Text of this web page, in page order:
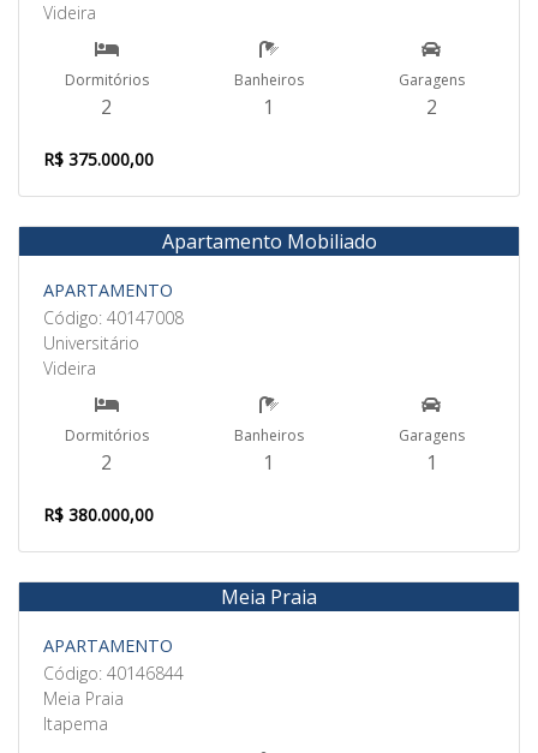
Videira
Dormitórios
2
Banheiros
1
Garagens
2
R$ 375.000,00
Venda
Apartamento Mobiliado
APARTAMENTO
Código: 40147008
Universitário
Videira
Dormitórios
2
Banheiros
1
Garagens
1
R$ 380.000,00
Venda
Meia Praia
APARTAMENTO
Código: 40146844
Meia Praia
Itapema